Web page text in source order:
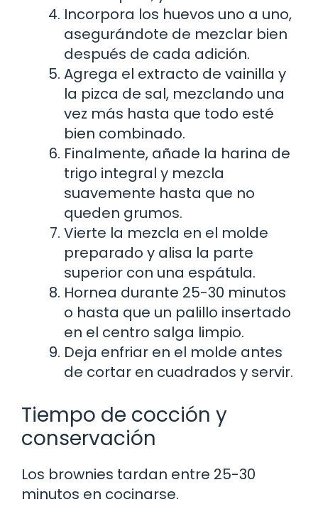
Incorpora los huevos uno a uno,
asegurándote de mezclar bien
después de cada adición.
Agrega el extracto de vainilla y
la pizca de sal, mezclando una
vez más hasta que todo esté
bien combinado.
Finalmente, añade la harina de
trigo integral y mezcla
suavemente hasta que no
queden grumos.
Vierte la mezcla en el molde
preparado y alisa la parte
superior con una espátula.
Hornea durante 25-30 minutos
o hasta que un palillo insertado
en el centro salga limpio.
Deja enfriar en el molde antes
de cortar en cuadrados y servir.
Tiempo de cocción y
conservación
Los brownies tardan entre 25-30
minutos en cocinarse.